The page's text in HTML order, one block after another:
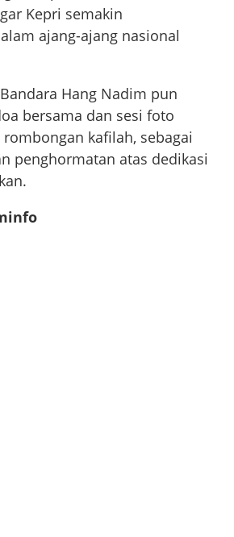
Kepri semakin
ajang-ajang nasional
Hang Nadim pun
bersama dan sesi foto
kafilah, sebagai
penghormatan atas dedikasi